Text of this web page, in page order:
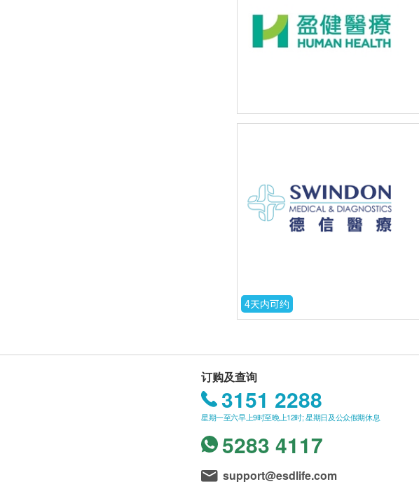
4天内可约
订购及查询
3151 2288
星期一至六早上9时至晚上12时; 星期日及公众假期休息
5283 4117
support@esdlife.com